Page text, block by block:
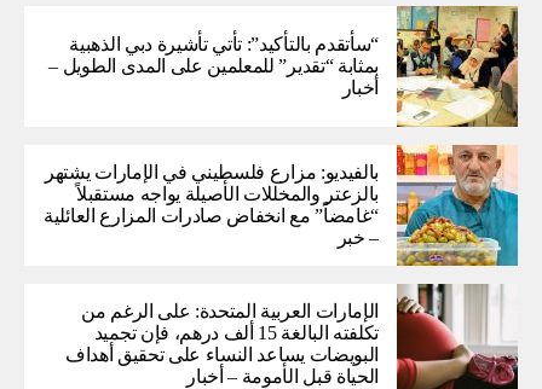
“سأتقدم بالتأكيد”: تأتي تأشيرة دبي الذهبية
بمثابة “تقدير” للمعلمين على المدى الطويل –
أخبار
بالفيديو: مزارع فلسطيني في الإمارات يشتهر
بالزعتر والمخللات الأصيلة يواجه مستقبلاً
“غامضاً” ​​مع انخفاض صادرات المزارع العائلية
– خبر
الإمارات العربية المتحدة: على الرغم من
تكلفته البالغة 15 ألف درهم، فإن تجميد
البويضات يساعد النساء على تحقيق أهداف
الحياة قبل الأمومة – أخبار